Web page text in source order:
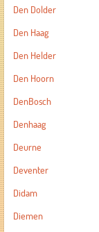
Den Dolder
Den Haag
Den Helder
Den Hoorn
DenBosch
Denhaag
Deurne
Deventer
Didam
Diemen